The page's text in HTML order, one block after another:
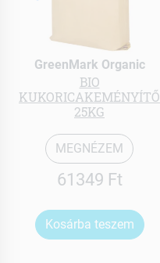
GreenMark Organic
BIO
KUKORICAKEMÉNYÍTŐ
25KG
MEGNÉZEM
61349 Ft
Kosárba teszem